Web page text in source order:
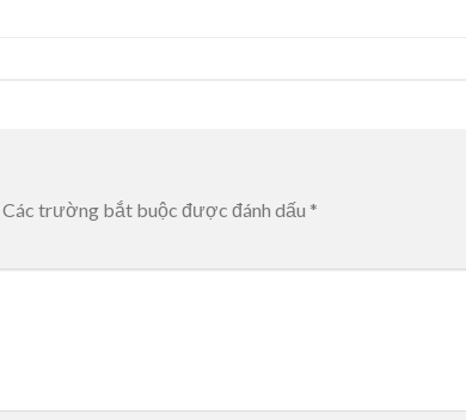
Các trường bắt buộc được đánh dấu *